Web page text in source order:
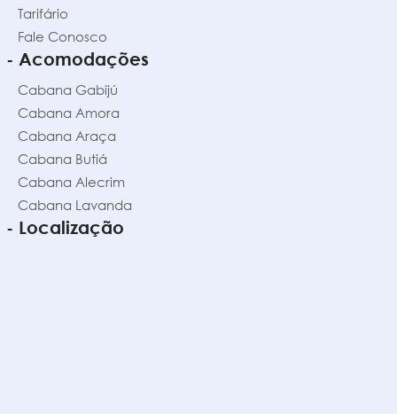
Tarifário
Fale Conosco
- Acomodações
Cabana Gabijú
Cabana Amora
Cabana Araça
Cabana Butiá
Cabana Alecrim
Cabana Lavanda
- Localização